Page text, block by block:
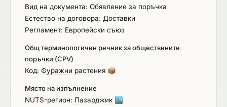
Вид на документа: Обявление за поръчка
Естество на договора: Доставки
Регламент: Европейски съюз
Общ терминологичен речник за обществените
поръчки (CPV)
Код: Фуражни растения 📦
Място на изпълнение
NUTS-регион: Пазарджик 🏙️